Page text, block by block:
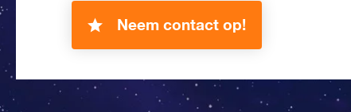
Neem contact op!